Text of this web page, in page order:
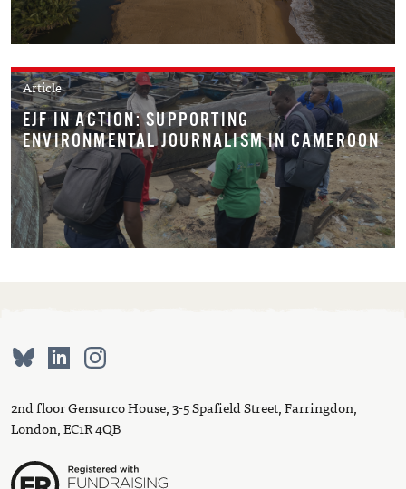
Article
EJF IN ACTION: SUPPORTING
ENVIRONMENTAL JOURNALISM IN CAMEROON
2nd floor Gensurco House, 3-5 Spafield Street, Farringdon,
London, EC1R 4QB